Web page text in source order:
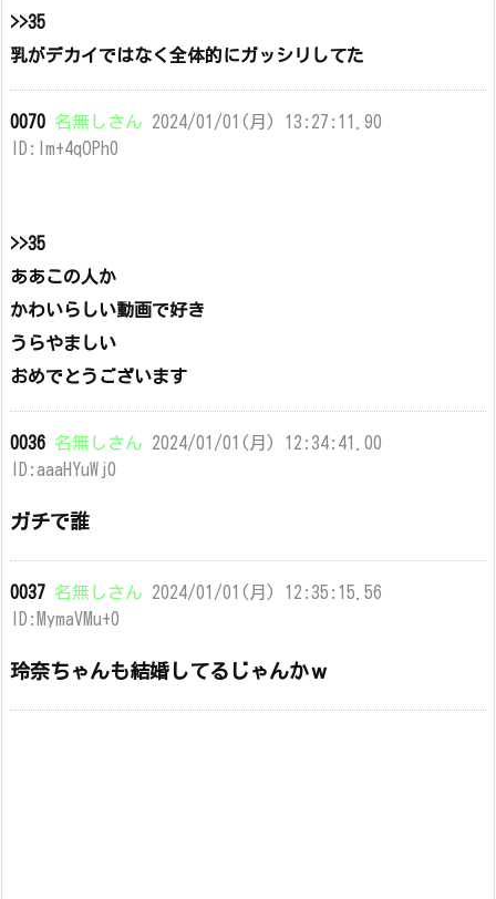
>>35
乳がデカイではなく全体的にガッシリしてた
0070 名無しさん 2024/01/01(月) 13:27:11.90
ID:lm+4qOPh0
>>35
ああこの人か
かわいらしい動画で好き
うらやましい
おめでとうございます
0036 名無しさん 2024/01/01(月) 12:34:41.00
ID:aaaHYuWj0
ガチで誰
0037 名無しさん 2024/01/01(月) 12:35:15.56
ID:MymaVMu+0
玲奈ちゃんも結婚してるじゃんかｗ